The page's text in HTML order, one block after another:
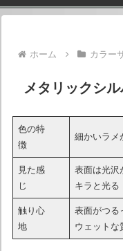
ホーム カラー
メタリックシ
色の特
徴
細かいラメ
見た感
じ
表面は光沢
キラと光る
触り心
地
表面がつる
ウェットな